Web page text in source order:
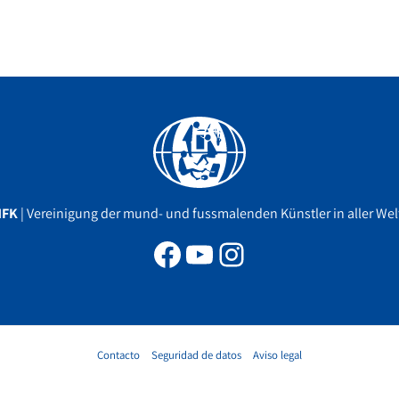
| Vereinigung der mund- und fussmalenden Künstler in aller
Facebook
YouTube
Instagram
Contacto Seguridad de datos Aviso legal